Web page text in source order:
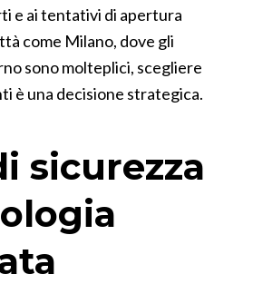
e ai tentativi di apertura
come Milano, dove gli
sono molteplici, scegliere
è una decisione strategica.
sicurezza